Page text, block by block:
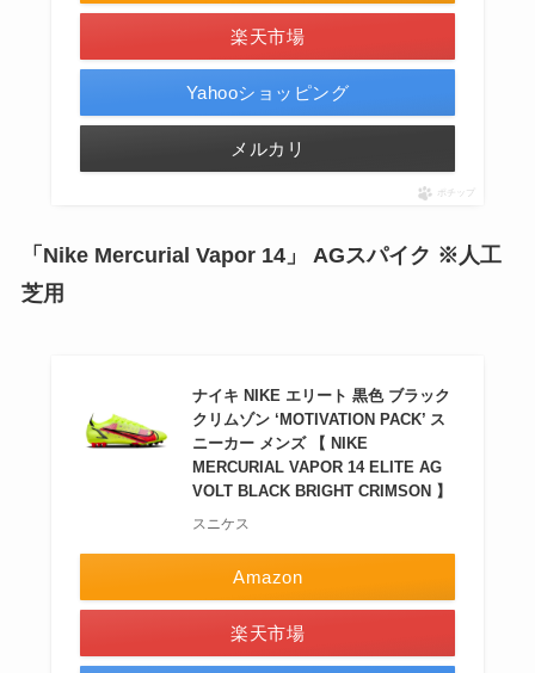
楽天市場
Yahooショッピング
メルカリ
ポチップ
「Nike Mercurial Vapor 14」 AGスパイク ※人工
芝用
ナイキ NIKE エリート 黒色 ブラック
クリムゾン ‘MOTIVATION PACK’ ス
ニーカー メンズ 【 NIKE
MERCURIAL VAPOR 14 ELITE AG
VOLT BLACK BRIGHT CRIMSON 】
スニケス
Amazon
楽天市場